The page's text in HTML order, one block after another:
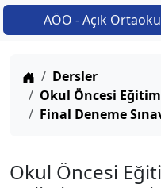
AÖO - Açık
Anasayfa
Dersler
Okul Öncesi
Final Deneme
Okul Öncesi